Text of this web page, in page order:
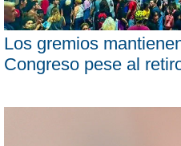
Los gremios
Congreso pese al